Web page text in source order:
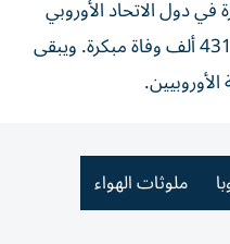
دول الاتحاد الأوروبي
الـ27. وعام 2005، بلغ هذا العدد 431 ألف وفاة مبكرة. ويبقى
ملوثات الهواء